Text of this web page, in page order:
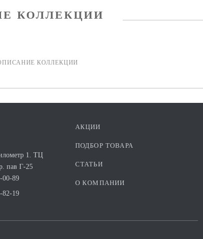
КОЛЛЕКЦИИ
1. ТЦ
пав Г-25
00-89
82-19
АКЦИИ
ПОДБОР ТОВАРА
СТАТЬИ
О КОМПАНИИ